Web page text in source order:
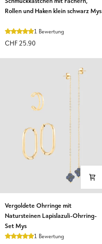
mit
Rollen
Haken
klein
Rollen und Haken klein schwarz Mys
1 Bewertung
CHF 25.90
Vergoldete
Ohrringe
mit
Natursteinen
Vergoldete Ohrringe mit
Natursteinen Lapislazuli-Ohrring-
Set Mys
1 Bewertung